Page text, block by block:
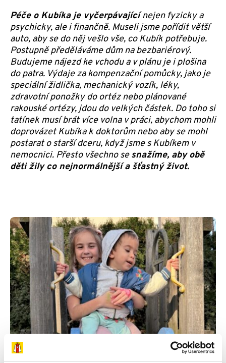
Péče o Kubíka je vyčerpávajícínejen fyzicky a
psychicky, ale i finančně. Museli jsme pořídit větší
auto, aby se do něj vešlo vše, co Kubík potřebuje.
Postupně předěláváme dům na bezbariérový.
Budujeme nájezd ke vchodu a v plánu je i plošina
do patra. Výdaje za kompenzační pomůcky, jako je
speciální židlička, mechanický vozík, léky,
zdravotní ponožky do ortéz nebo plánované
rakouské ortézy, jdou do velkých částek. Do toho si
tatínek musí brát více volna v práci, abychom mohli
doprovázet Kubíka k doktorům nebo aby se mohl
postarat o starší dceru, když jsme s Kubíkem v
nemocnici. Přesto všechno sesnažíme, aby obě
děti žily co nejnormálnější a šťastný život.